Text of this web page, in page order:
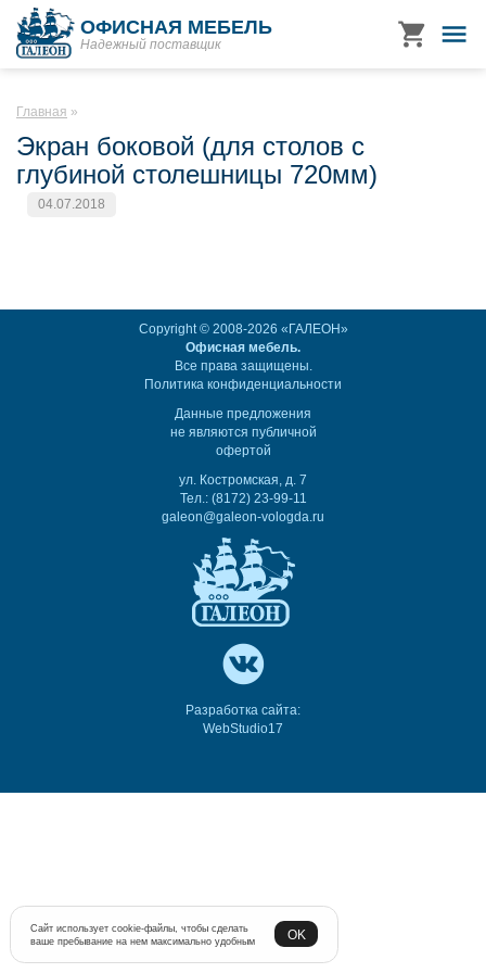
ОФИСНАЯ МЕБЕЛЬ
Надежный поставщик
Главная
Экран боковой (для столов с
глубиной столешницы 720мм)
04.07.2018
Copyright © 2008-2026 «ГАЛЕОН»
Офисная мебель.
Все права защищены.
Политика конфиденциальности
Данные предложения
не являются публичной
офертой
ул. Костромская, д. 7
Тел.: (8172) 23-99-11
galeon@galeon-vologda.ru
Разработка сайта:
WebStudio17
Сайт использует cookie-файлы, чтобы сделать
ваше пребывание на нем максимально удобным
OK